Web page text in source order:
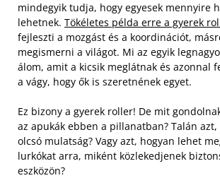
mindegyik tudja, hogy egyesek mennyire
lehetnek. Tökéletes példa erre a gyerek
fejleszti a mozgást és a koordinációt,
megismerni a világot. Mi az egyik
álom, amit a kicsik meglátnak és azonnal
a vágy, hogy ők is szeretnének egyet.
Ez bizony a gyerek roller! De mit
az apukák ebben a pillanatban? Talán azt,
olcsó mulatság? Vagy azt, hogyan lehet
lurkókat arra, miként közlekedjenek
eszközön?